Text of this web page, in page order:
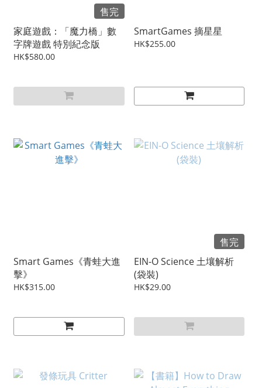
售完
家庭遊戲：「魔力橋」數
字牌遊戲 特別紀念版
HK$580.00
SmartGames 摘星星
HK$255.00
Smart Games《青蛙大進
擊》
HK$315.00
售完
EIN-O Science 土壤解析
(袋裝)
HK$29.00